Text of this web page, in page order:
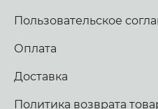
Пользовательское
Оплата
Доставка
Политика возврата